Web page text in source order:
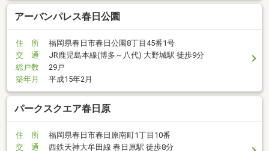
アーバンパレス春日公園
住 所
福岡県春日市春日公園8丁目45番1号
交 通
JR鹿児島本線(博多～八代) 大野城駅 徒歩9分
総戸数
29戸
築年月
平成15年2月
パークスクエア春日原
住 所
福岡県春日市春日原南町1丁目10番
交 通
西鉄天神大牟田線 春日原駅 徒歩8分